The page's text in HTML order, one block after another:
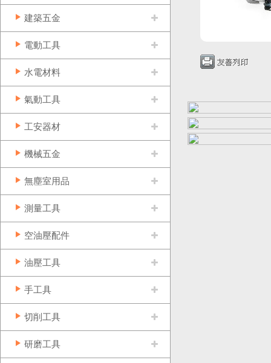
建築五金
電動工具
水電材料
氣動工具
工安器材
機械五金
無塵室用品
測量工具
空油壓配件
油壓工具
手工具
切削工具
研磨工具